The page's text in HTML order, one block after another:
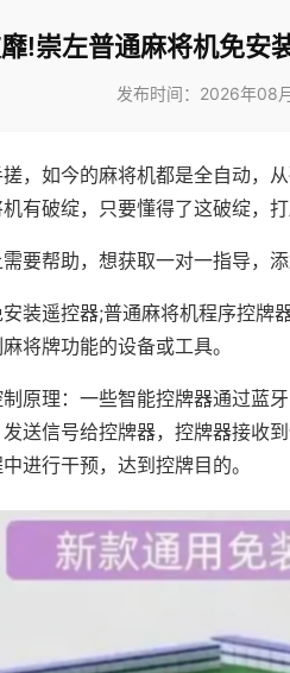
!崇左普通麻将机免安
发布时间：2026年08
，如今的麻将机都是全自动，
有破绽，只要懂得了这破绽，打
要帮助，想获取一对一指导，
装遥控器;普通麻将机程序控牌
将牌功能的设备或工具。
原理：一些智能控牌器通过蓝
送信号给控牌器，控牌器接收
进行干预，达到控牌目的。